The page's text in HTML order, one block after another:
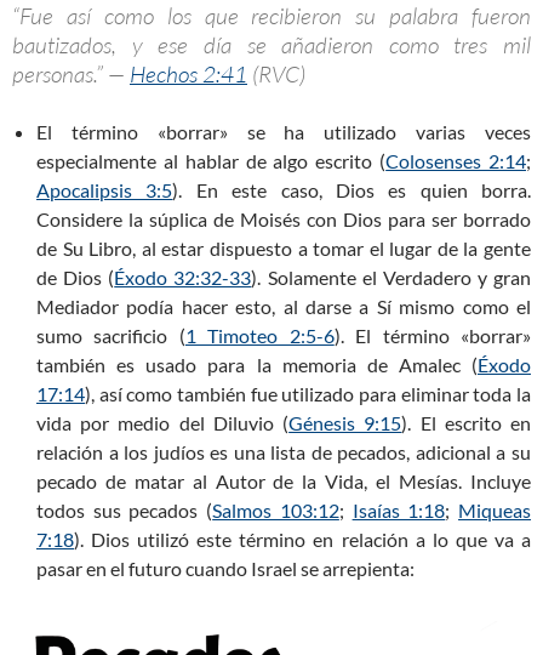
“Fue así como los que recibieron su palabra fueron
bautizados, y ese día se añadieron como tres mil
personas.” — Hechos 2:41 (RVC)
El término «borrar» se ha utilizado varias veces
especialmente al hablar de algo escrito (Colosenses 2:14;
Apocalipsis 3:5). En este caso, Dios es quien borra.
Considere la súplica de Moisés con Dios para ser borrado
de Su Libro, al estar dispuesto a tomar el lugar de la gente
de Dios (Éxodo 32:32-33). Solamente el Verdadero y gran
Mediador podía hacer esto, al darse a Sí mismo como el
sumo sacrificio (1 Timoteo 2:5-6). El término «borrar»
también es usado para la memoria de Amalec (Éxodo
17:14), así como también fue utilizado para eliminar toda la
vida por medio del Diluvio (Génesis 9:15). El escrito en
relación a los judíos es una lista de pecados, adicional a su
pecado de matar al Autor de la Vida, el Mesías. Incluye
todos sus pecados (Salmos 103:12; Isaías 1:18; Miqueas
7:18). Dios utilizó este término en relación a lo que va a
pasar en el futuro cuando Israel se arrepienta: